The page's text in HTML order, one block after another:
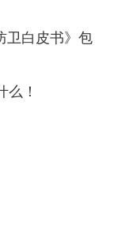
卫白皮书》包
！